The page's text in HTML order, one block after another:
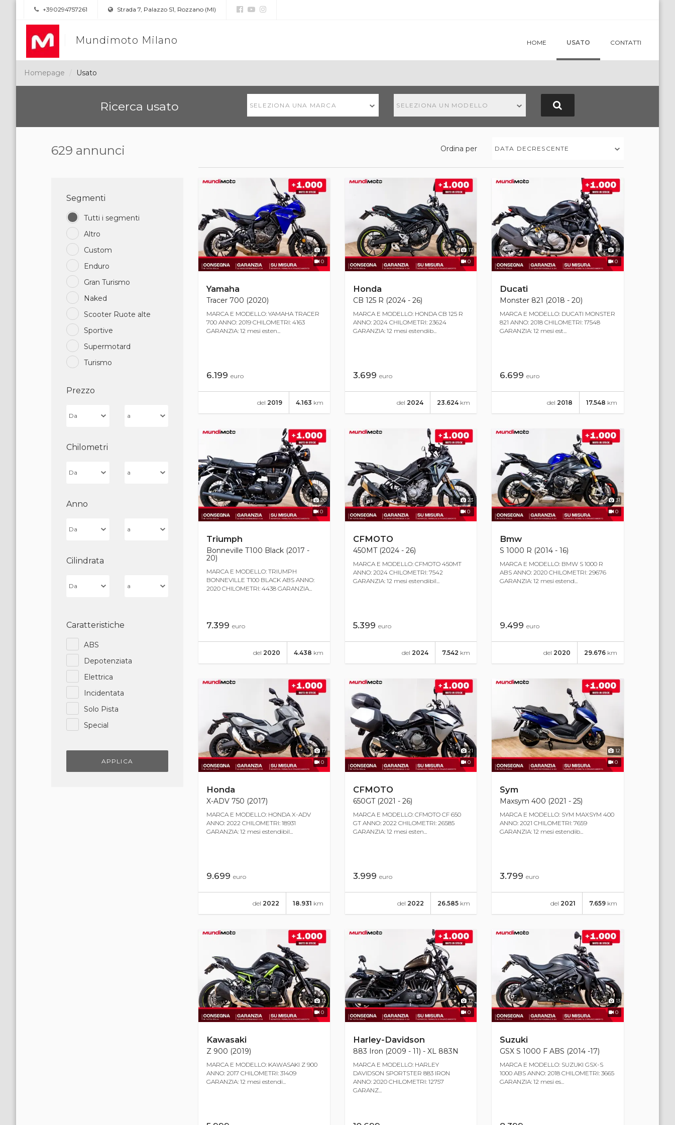
+390294757261 Strada 7, Palazzo S1, Rozzano (MI)
Mundimoto Milano HOME USATO CONTATTI
Homepage Usato
Ricerca usato SELEZIONA UNA MARCA SELEZIONA UN MODELLO
629 annunci Ordina per DATA DECRESCENTE
Segmenti
Tutti i segmenti
Altro
Custom
Enduro
Gran Turismo
Naked
Scooter Ruote alte
Sportive
Supermotard
Turismo
Prezzo
Chilometri
Anno
Cilindrata
Caratteristiche
ABS
Depotenziata
Elettrica
Incidentata
Solo Pista
Special
APPLICA
17
0
Yamaha
Tracer 700 (2020)
MARCA E MODELLO: YAMAHA TRACER
700 ANNO: 2019 CHILOMETRI: 4163
GARANZIA: 12 mesi esten...
6.199 euro
4.163 km
del 2019
17
0
Honda
CB 125 R (2024 - 26)
MARCA E MODELLO: HONDA CB 125 R
ANNO: 2024 CHILOMETRI: 23624
GARANZIA: 12 mesi estendib...
3.699 euro
23.624 km
del 2024
18
0
Ducati
Monster 821 (2018 - 20)
MARCA E MODELLO: DUCATI MONSTER
821 ANNO: 2018 CHILOMETRI: 17548
GARANZIA: 12 mesi est...
6.699euro
17.548 km
del 2018
20
0
Triumph
Bonneville T100 Black (2017 -
20)
MARCA E MODELLO: TRIUMPH
BONNEVILLE T100 BLACK ABS ANNO:
2020 CHILOMETRI: 4438 GARANZIA...
7.399 euro
4.438 km
del 2020
23
0
CFMOTO
450MT (2024 - 26)
MARCA E MODELLO: CFMOTO 450MT
ANNO: 2024 CHILOMETRI: 7542
GARANZIA: 12 mesi estendibil...
5.399 euro
7.542 km
del 2024
31
0
Bmw
S 1000 R (2014 - 16)
MARCA E MODELLO: BMW S 1000 R
ABS ANNO: 2020 CHILOMETRI: 29676
GARANZIA: 12 mesi estend...
9.499euro
29.676 km
del 2020
17
0
Honda
X-ADV 750 (2017)
MARCA E MODELLO: HONDA X-ADV
ANNO: 2022 CHILOMETRI: 18931
GARANZIA: 12 mesi estendibil...
9.699 euro
18.931 km
del 2022
21
0
CFMOTO
650GT (2021 - 26)
MARCA E MODELLO: CFMOTO CF 650
GT ANNO: 2022 CHILOMETRI: 26585
GARANZIA: 12 mesi esten...
3.999 euro
26.585 km
del 2022
12
0
Sym
Maxsym 400 (2021 - 25)
MARCA E MODELLO: SYM MAXSYM 400
ANNO: 2021 CHILOMETRI: 7659
GARANZIA: 12 mesi estendib...
3.799euro
7.659 km
del 2021
12
0
Kawasaki
Z 900 (2019)
MARCA E MODELLO: KAWASAKI Z 900
ANNO: 2017 CHILOMETRI: 31409
GARANZIA: 12 mesi estendi...
12
0
Harley-Davidson
883 Iron (2009 - 11) - XL 883N
MARCA E MODELLO: HARLEY
DAVIDSON SPORTSTER 883 IRON
ANNO: 2020 CHILOMETRI: 12757
GARANZ...
13
0
Suzuki
GSX S 1000 F ABS (2014 -17)
MARCA E MODELLO: SUZUKI GSX-S
1000 ABS ANNO: 2018 CHILOMETRI: 3665
GARANZIA: 12 mesi es...